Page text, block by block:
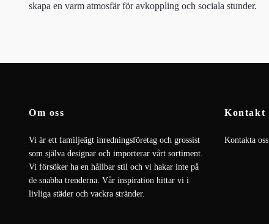
skapa en varm atmosfär för avkoppling och sociala stunder.
Om oss
Vi är ett familjeägt inredningsföretag och grossist
som själva designar och importerar vårt sortiment.
Vi försöker ha en hållbar stil och vi hakar inte på
de snabba trenderna. Vår inspiration hittar vi i
livliga städer och vackra stränder.
Kontakt
Kontakta